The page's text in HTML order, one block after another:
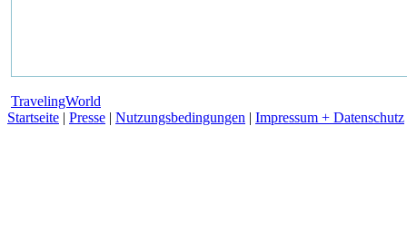
TravelingWorld
Startseite | Presse | Nutzungsbedingungen | Impressum + Datenschutz